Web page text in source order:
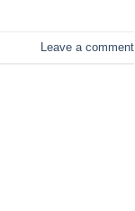
Leave a comment